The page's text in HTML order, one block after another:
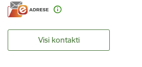
Visi kontakti